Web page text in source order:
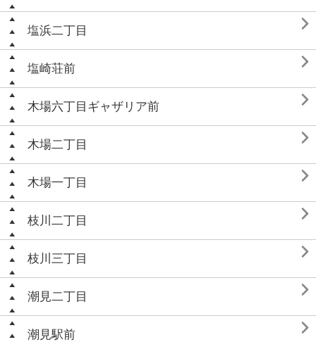
塩浜二丁目 
塩崎荘前 
木場六丁目ギャザリア前 
木場二丁目 
木場一丁目 
枝川二丁目 
枝川三丁目 
潮見二丁目 
潮見駅前 